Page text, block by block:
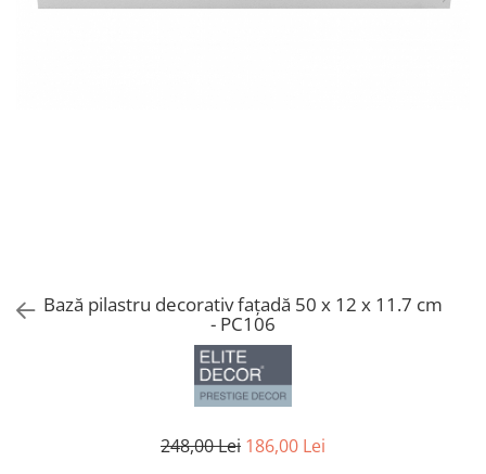
Bază pilastru decorativ fațadă 50 x 12 x 11.7 cm
- PC106
248,00 Lei 186,00 Lei